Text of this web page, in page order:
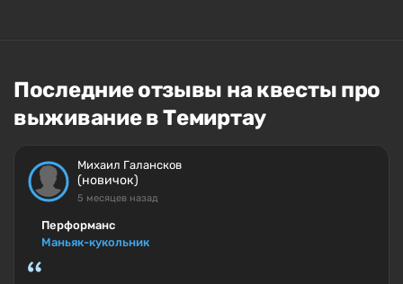
Последние отзывы на квесты про
выживание в Темиртау
Михаил Галансков
(новичок)
5 месяцев назад
Перформанс
Маньяк-кукольник